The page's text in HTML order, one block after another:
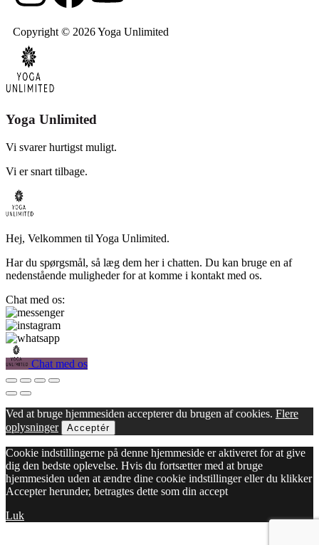
Copyright © 2026 Yoga Unlimited
Yoga Unlimited
Vi svarer hurtigst muligt.
Vi er snart tilbage.
Hej, Velkommen til Yoga Unlimited.
Har du spørgsmål, så læg dem her i chatten. Du kan bruge en af
nedenstående muligheder for at komme i kontakt med os.
Chat med os:
Chat med os
Ved at bruge hjemmesiden accepterer du brugen af cookies. Flere
oplysninger
Acceptér
Cookie indstillingerne på denne hjemmeside er aktiveret for at give
dig den bedste oplevelse. Hvis du fortsætter med at bruge
hjemmesiden uden at ændre dine cookie indstillinger eller du klikker
Accepter herunder, betragtes dette som din accept
Luk